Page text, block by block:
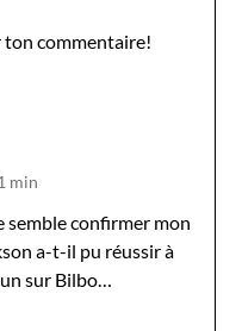
ton commentaire!
min
semble confirmer mon
a-t-il pu réussir à
sur Bilbo…